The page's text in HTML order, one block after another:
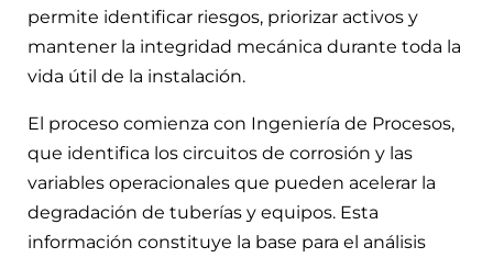
permite identificar riesgos, priorizar activos y
mantener la integridad mecánica durante toda la
vida útil de la instalación.
El proceso comienza con Ingeniería de Procesos,
que identifica los circuitos de corrosión y las
variables operacionales que pueden acelerar la
degradación de tuberías y equipos. Esta
información constituye la base para el análisis